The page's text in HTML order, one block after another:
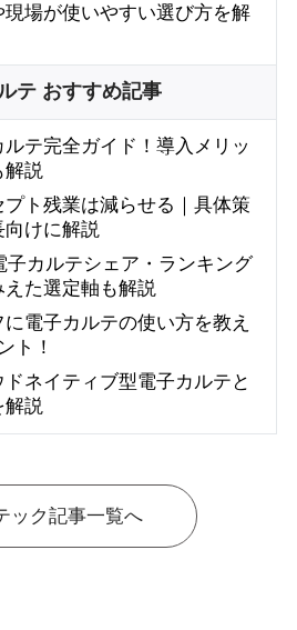
現場が使いやすい選び方を解
テ おすすめ記事
テ完全ガイド！導入メリッ
解説
ト残業は減らせる｜具体策
向けに解説
子カルテシェア・ランキング
た選定軸も解説
電子カルテの使い方を教え
ト！
ネイティブ型電子カルテと
説
ック記事一覧へ